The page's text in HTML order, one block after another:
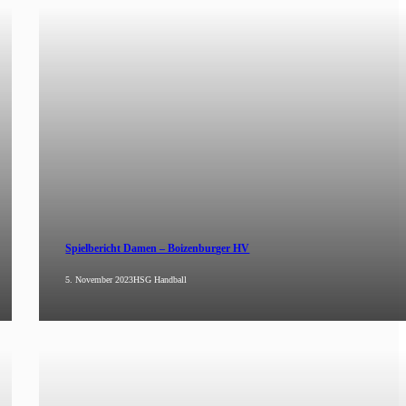
Spielbericht Damen – Boizenburger HV
5. November 2023HSG Handball